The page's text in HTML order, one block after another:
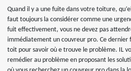
Quand il y a une fuite dans votre toiture,
faut toujours la considérer comme une
fuit effectivement, vous ne devez pas
immédiatement un couvreur pro. Ce dernier
toit pour savoir où e trouve le problème. IL
remédier au problème en proposant les